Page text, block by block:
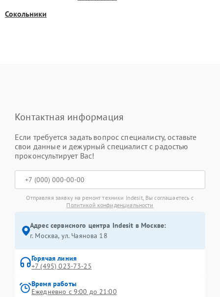
Сокольники
Контактная информация
Если требуется задать вопрос специалисту, оставьте
свои данные и дежурный специалист с радостью
проконсультирует Вас!
Отправляя заявку на ремонт техники Indesit, Вы соглашаетесь с
Политикой конфиденциальности
Адрес сервисного центра Indesit в Москве:
г. Москва, ул. Чаянова 18
Горячая линия
+7 (495) 023-73-25
Время работы
Ежедневно с 9:00 до 21:00